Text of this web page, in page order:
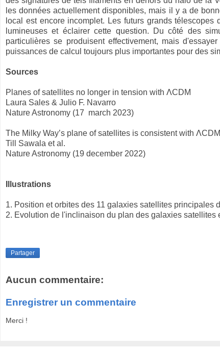
les données actuellement disponibles, mais il y a de
local est encore incomplet. Les futurs grands
lumineuses et éclairer cette question. Du côté des
particulières se produisent effectivement, mais
puissances de calcul toujours plus importantes pour des
Sources
Planes of satellites no longer in tension with ΛCDM
Laura Sales & Julio F. Navarro
Nature Astronomy (17 march 2023)
The Milky Way’s plane of satellites is consistent with ΛCDM
Till Sawala et al.
Nature Astronomy (19 december 2022)
Illustrations
1. Position et orbites des 11 galaxies satellites principales
2. Evolution de l'inclinaison du plan des galaxies
Partager
Aucun commentaire:
Enregistrer un commentaire
Merci !